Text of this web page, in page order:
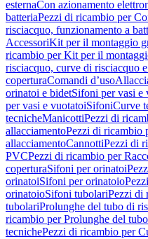
esternaCon azionamento
batteriaPezzi di ricambio per
risciacquo, funzionamento a
AccessoriKit per il montaggio
ricambio per Kit per il
risciacquo, curve di risciacquo
coperturaComandi d’uso
orinatoi e bidetSifoni per vasi e
per vasi e vuotatoiSifoniCurve
tecnicheManicottiPezzi di
allacciamentoPezzi di ricambio
allacciamentoCannottiPezzi di
PVCPezzi di ricambio per
coperturaSifoni per orinatoi
orinatoiSifoni per orinatoio
orinatoioSifoni tubolariPezzi di
tubolariProlunghe del tubo di
ricambio per Prolunghe del
tecnichePezzi di ricambio per